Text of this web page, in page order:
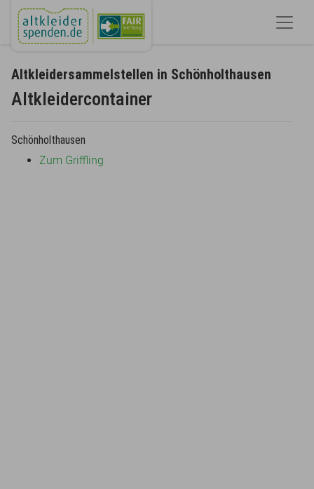
Altkleidersammelstellen in Schönholthausen
Altkleidercontainer
Schönholthausen
Zum Griffling